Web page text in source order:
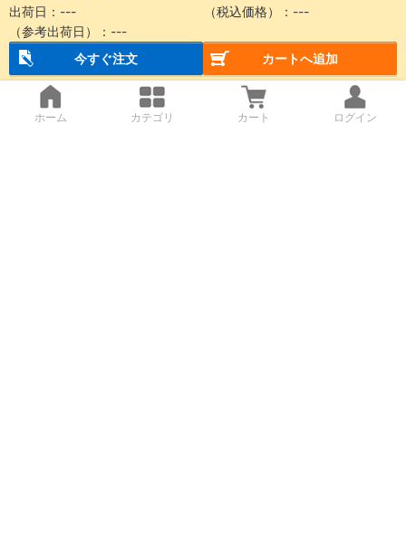
出荷日： --- （税込価格）： ---
（参考出荷日）： ---
今すぐ注文
カートへ追加
ホーム カテゴリ カート ログイン